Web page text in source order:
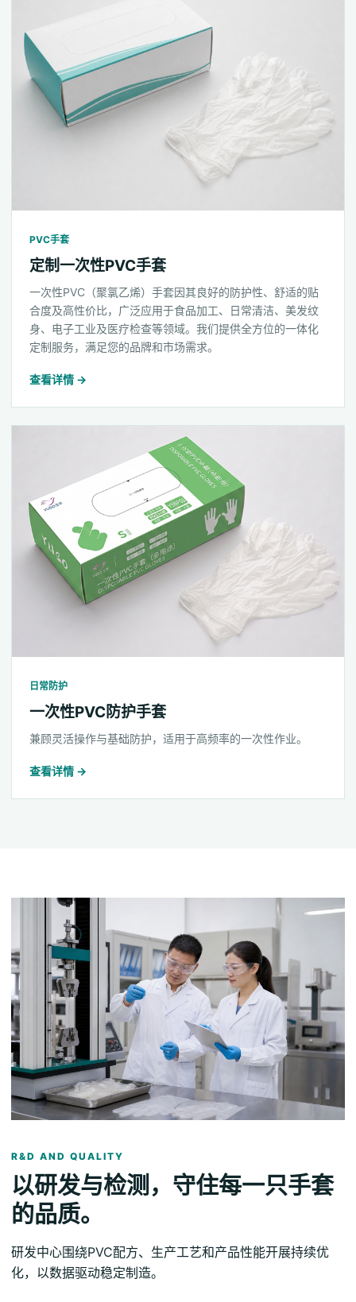
PVC手套
定制一次性PVC手套
一次性PVC（聚氯乙烯）手套因其良好的防护性、舒适的贴
合度及高性价比，广泛应用于食品加工、日常清洁、美发纹
身、电子工业及医疗检查等领域。我们提供全方位的一体化
定制服务，满足您的品牌和市场需求。
查看详情 →
日常防护
一次性PVC防护手套
兼顾灵活操作与基础防护，适用于高频率的一次性作业。
查看详情 →
R&D AND QUALITY
以研发与检测，守住每一只手套
的品质。
研发中心围绕PVC配方、生产工艺和产品性能开展持续优
化，以数据驱动稳定制造。